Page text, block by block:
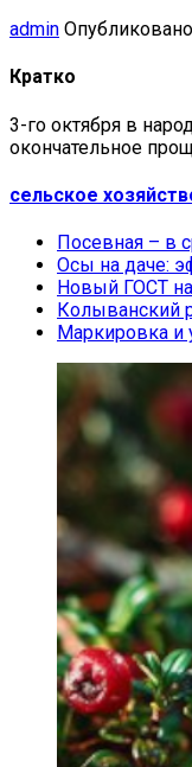
admin
Кратко
3-го октября в
окончательное
сельское
Посевная – в
Осы на даче:
Новый ГОСТ
Колыванский
Маркировка и